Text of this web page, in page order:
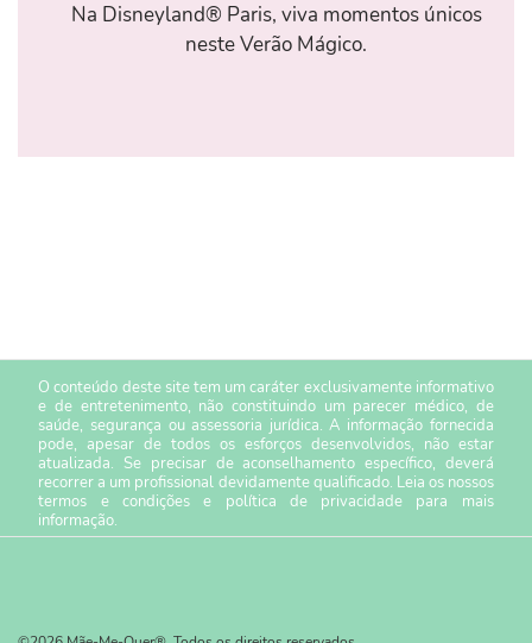
Na Disneyland® Paris, viva momentos únicos
neste Verão Mágico.
O conteúdo deste site tem um caráter exclusivamente informativo
e de entretenimento, não constituindo um parecer médico, de
saúde, segurança ou assessoria jurídica. A informação fornecida
pode, apesar de todos os esforços desenvolvidos, não estar
atualizada. Se precisar de aconselhamento específico, deverá
recorrer a um profissional devidamente qualificado. Leia os nossos
termos e condiçõese política de privacidade para mais
informação.